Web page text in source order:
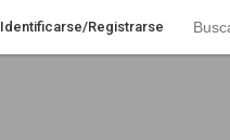
Identificarse/Registrarse